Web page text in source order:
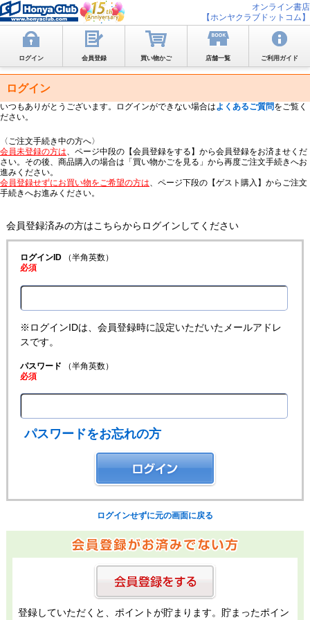
オンライン書店
【ホンヤクラブドットコム】
ログイン 会員登録 買い物かご 店舗一覧 ご利用ガイド
ログイン
いつもありがとうございます。ログインができない場合はよくあるご質問をご覧く
ださい。
〈ご注文手続き中の方へ〉
会員未登録の方は、ページ中段の【会員登録をする】から会員登録をお済ませくだ
さい。その後、商品購入の場合は「買い物かごを見る」から再度ご注文手続きへお
進みください。
会員登録せずにお買い物をご希望の方は、ページ下段の【ゲスト購入】からご注文
手続きへお進みください。
会員登録済みの方はこちらからログインしてください
ログインID（半角英数）
必須
※ログインIDは、会員登録時に設定いただいたメールアドレ
スです。
パスワード （半角英数）
必須
パスワードをお忘れの方
ログインせずに元の画面に戻る
登録していただくと、ポイントが貯まります。貯まったポイン